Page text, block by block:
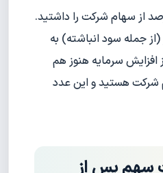
از سهام شرکت را داشتید.
(از جمله سود انباشته) به
سرمایه هنوز هم
شرکت هستید و این عدد
سهم پس از